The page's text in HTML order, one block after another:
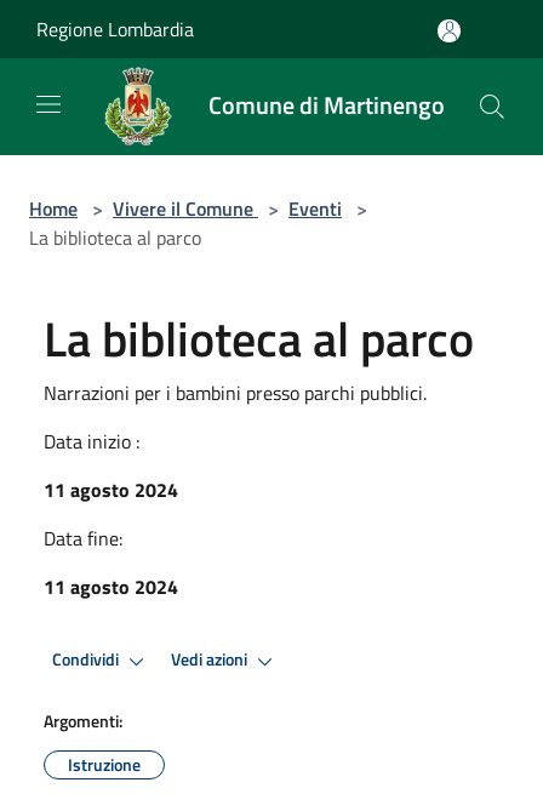
Regione Lombardia
Comune di Martinengo
Home > Vivere il Comune > Eventi >
La biblioteca al parco
La biblioteca al parco
Narrazioni per i bambini presso parchi pubblici.
Data inizio :
11 agosto 2024
Data fine:
11 agosto 2024
Condividi Vedi azioni
Argomenti:
Istruzione